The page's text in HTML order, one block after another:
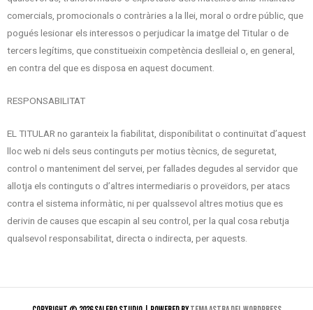
comercials, promocionals o contràries a la llei, moral o ordre públic, que
pogués lesionar els interessos o perjudicar la imatge del Titular o de
tercers legítims, que constitueixin competència deslleial o, en general,
en contra del que es disposa en aquest document.
RESPONSABILITAT
EL TITULAR no garanteix la fiabilitat, disponibilitat o continuïtat d’aquest
lloc web ni dels seus continguts per motius tècnics, de seguretat,
control o manteniment del servei, per fallades degudes al servidor que
allotja els continguts o d’altres intermediaris o proveïdors, per atacs
contra el sistema informàtic, ni per qualssevol altres motius que es
derivin de causes que escapin al seu control, per la qual cosa rebutja
qualsevol responsabilitat, directa o indirecta, per aquests.